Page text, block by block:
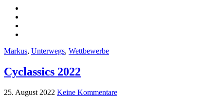
Markus, Unterwegs, Wettbewerbe
Cyclassics 2022
25. August 2022 Keine Kommentare